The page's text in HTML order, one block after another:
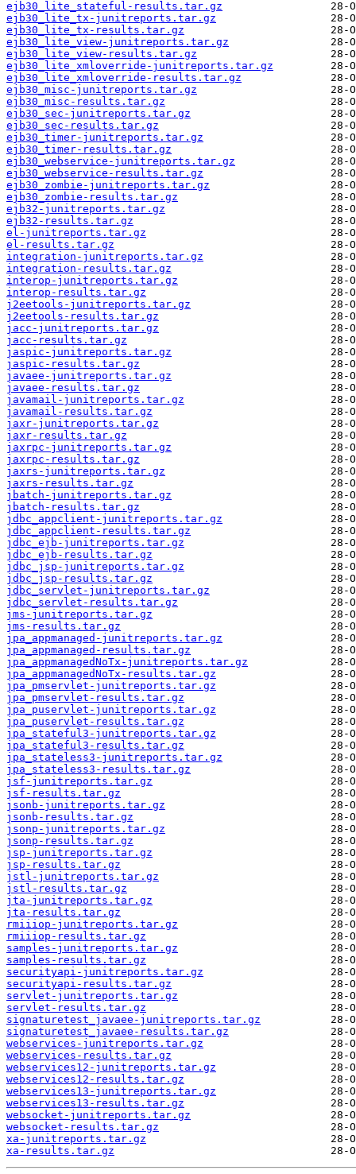
ejb30_lite_stateful-results.tar.gz
ejb30_lite_tx-junitreports.tar.gz
ejb30_lite_tx-results.tar.gz
ejb30_lite_view-junitreports.tar.gz
ejb30_lite_view-results.tar.gz
ejb30_lite_xmloverride-junitreports.tar.gz
ejb30_lite_xmloverride-results.tar.gz
ejb30_misc-junitreports.tar.gz
ejb30_misc-results.tar.gz
ejb30_sec-junitreports.tar.gz
ejb30_sec-results.tar.gz
ejb30_timer-junitreports.tar.gz
ejb30_timer-results.tar.gz
ejb30_webservice-junitreports.tar.gz
ejb30_webservice-results.tar.gz
ejb30_zombie-junitreports.tar.gz
ejb30_zombie-results.tar.gz
ejb32-junitreports.tar.gz
ejb32-results.tar.gz
el-junitreports.tar.gz
el-results.tar.gz
integration-junitreports.tar.gz
integration-results.tar.gz
interop-junitreports.tar.gz
interop-results.tar.gz
j2eetools-junitreports.tar.gz
j2eetools-results.tar.gz
jacc-junitreports.tar.gz
jacc-results.tar.gz
jaspic-junitreports.tar.gz
jaspic-results.tar.gz
javaee-junitreports.tar.gz
javaee-results.tar.gz
javamail-junitreports.tar.gz
javamail-results.tar.gz
jaxr-junitreports.tar.gz
jaxr-results.tar.gz
jaxrpc-junitreports.tar.gz
jaxrpc-results.tar.gz
jaxrs-junitreports.tar.gz
jaxrs-results.tar.gz
jbatch-junitreports.tar.gz
jbatch-results.tar.gz
jdbc_appclient-junitreports.tar.gz
jdbc_appclient-results.tar.gz
jdbc_ejb-junitreports.tar.gz
jdbc_ejb-results.tar.gz
jdbc_jsp-junitreports.tar.gz
jdbc_jsp-results.tar.gz
jdbc_servlet-junitreports.tar.gz
jdbc_servlet-results.tar.gz
jms-junitreports.tar.gz
jms-results.tar.gz
jpa_appmanaged-junitreports.tar.gz
jpa_appmanaged-results.tar.gz
jpa_appmanagedNoTx-junitreports.tar.gz
jpa_appmanagedNoTx-results.tar.gz
jpa_pmservlet-junitreports.tar.gz
jpa_pmservlet-results.tar.gz
jpa_puservlet-junitreports.tar.gz
jpa_puservlet-results.tar.gz
jpa_stateful3-junitreports.tar.gz
jpa_stateful3-results.tar.gz
jpa_stateless3-junitreports.tar.gz
jpa_stateless3-results.tar.gz
jsf-junitreports.tar.gz
jsf-results.tar.gz
jsonb-junitreports.tar.gz
jsonb-results.tar.gz
jsonp-junitreports.tar.gz
jsonp-results.tar.gz
jsp-junitreports.tar.gz
jsp-results.tar.gz
jstl-junitreports.tar.gz
jstl-results.tar.gz
jta-junitreports.tar.gz
jta-results.tar.gz
rmiiiop-junitreports.tar.gz
rmiiiop-results.tar.gz
samples-junitreports.tar.gz
samples-results.tar.gz
securityapi-junitreports.tar.gz
securityapi-results.tar.gz
servlet-junitreports.tar.gz
servlet-results.tar.gz
signaturetest_javaee-junitreports.tar.gz
signaturetest_javaee-results.tar.gz
webservices-junitreports.tar.gz
webservices-results.tar.gz
webservices12-junitreports.tar.gz
webservices12-results.tar.gz
webservices13-junitreports.tar.gz
webservices13-results.tar.gz
websocket-junitreports.tar.gz
websocket-results.tar.gz
xa-junitreports.tar.gz
xa-results.tar.gz